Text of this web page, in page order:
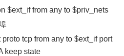
$ext_if from any to $priv_nets
tcp from any to $ext_if port
keep state